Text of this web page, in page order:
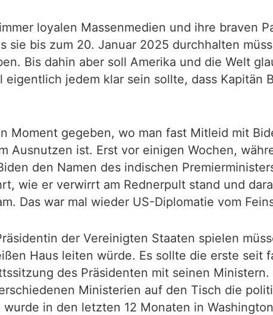
loyalen Massenmedien und ihre braven
bis zum 20. Januar 2025 durchhalten
Bis dahin aber soll Amerika und die Welt
jedem klar sein sollte, dass Kapitän
Moment gegeben, wo man fast Mitleid mit
Ausnutzen ist. Erst vor einigen Wochen,
den Namen des indischen
wie er verwirrt am Rednerpult stand und
Das war mal wieder US-Diplomatie vom
der Vereinigten Staaten spielen
Haus leiten würde. Es sollte die erste seit
des Präsidenten mit seinen
Ministerien auf den Tisch die
in den letzten 12 Monaten in